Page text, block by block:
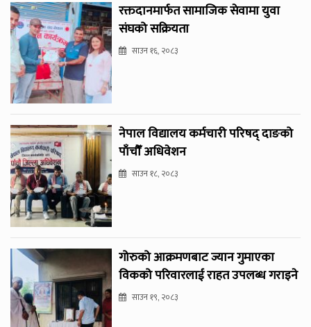
रक्तदानमार्फत सामाजिक सेवामा युवा
संघको सक्रियता
साउन १६, २०८३
नेपाल विद्यालय कर्मचारी परिषद् दाङको
पाँचौँ अधिवेशन
साउन १८, २०८३
गोरुको आक्रमणबाट ज्यान गुमाएका
विकको परिवारलाई राहत उपलब्ध गराइने
साउन १९, २०८३